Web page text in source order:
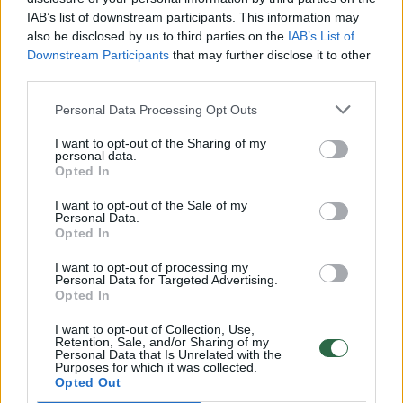
IAB’s list of downstream participants. This information may
also be disclosed by us to third parties on the IAB’s List of
Downstream Participants that may further disclose it to other
Personal Data Processing Opt Outs
I want to opt-out of the Sharing of my
personal data.
Opted In
I want to opt-out of the Sale of my
Personal Data.
Opted In
I want to opt-out of processing my
Personal Data for Targeted Advertising.
Opted In
I want to opt-out of Collection, Use,
Retention, Sale, and/or Sharing of my
Personal Data that Is Unrelated with the
Purposes for which it was collected.
Opted Out
00:00:49
Pateikė daugiau detalių apie iš tėvų paimtus šešis
vaikus: jiems kilusi grėsmė
Vaizdai iš tragiškos avarijos Vilniaus r.: dviejų moterų ir
vaiko gyvybių išgelbėti nepavyko
vaizdas pribloškia
Žinios | Lietuvos diena
00:02:01
„Pagarba pirmajai premjerei“: pasidalijo jautriais
prisiminimais apie Kazimierą Prunskienę